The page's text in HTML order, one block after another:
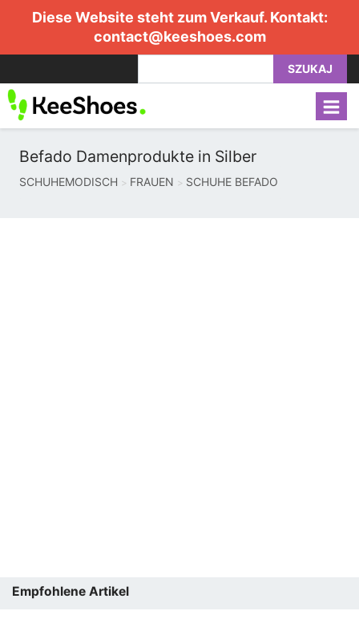
Diese Website steht zum Verkauf. Kontakt:
contact@keeshoes.com
SZUKAJ
Befado Damenprodukte in Silber
SCHUHEMODISCH FRAUEN SCHUHE BEFADO
Empfohlene Artikel